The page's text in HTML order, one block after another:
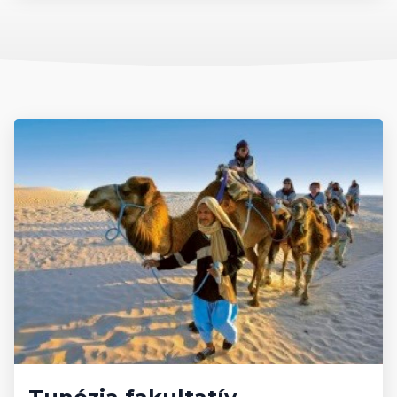
tartozó szállodában lehet pénzt váltani.
Beszélt nyelvek
Tunézia beszélt nyelve az arab, de a népesség nagy része
kétnyelvű: arab és francia. Ez igaz a közlekedési és
utcanévtáblákra is. A népszerűbb turistaközpontokban az angolt
is sokan beszélik.
Elérhető külképviseletek